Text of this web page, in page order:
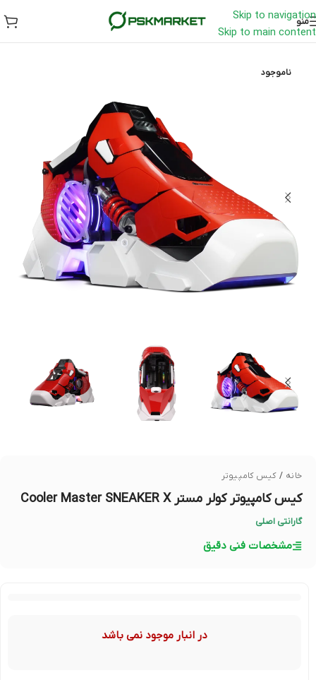
Skip to navigation
Skip to main content
منو
ناموجود
خانه / کیس کامپیوتر
کیس کامپیوتر کولر مستر Cooler Master SNEAKER X
گارانتی اصلی
مشخصات فنی دقیق
در انبار موجود نمی باشد